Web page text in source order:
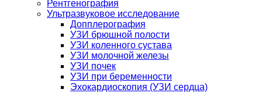
Рентгенография
Ультразвуковое исследование
Допплерография
УЗИ брюшной полости
УЗИ коленного сустава
УЗИ молочной железы
УЗИ почек
УЗИ при беременности
Эхокардиоскопия (УЗИ сердца)